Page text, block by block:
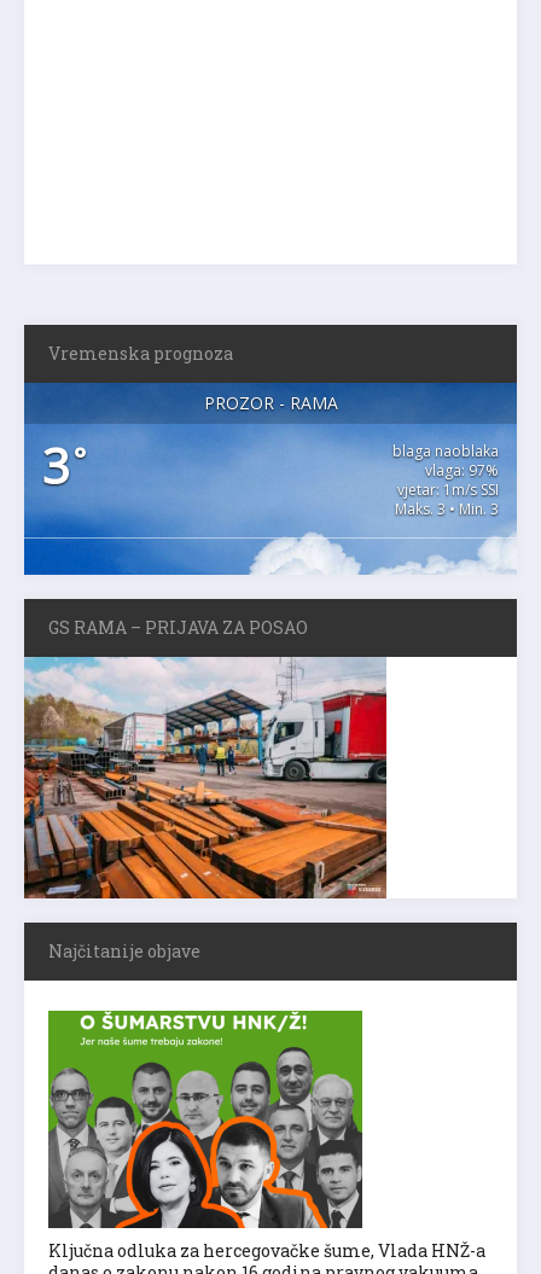
Vremenska prognoza
PROZOR - RAMA
3°
blaga naoblaka
vlaga: 97%
vjetar: 1m/s SSI
Maks. 3 • Min. 3
GS RAMA – PRIJAVA ZA POSAO
Najčitanije objave
Ključna odluka za hercegovačke šume, Vlada HNŽ-a